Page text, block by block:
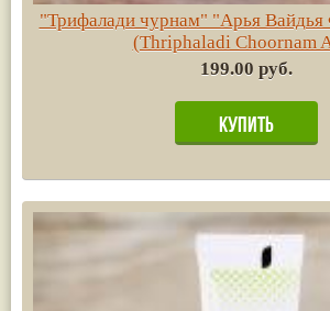
"Трифалади чурнам" "Арья Вайдья
(Thriphaladi Choornam
199.00 руб.